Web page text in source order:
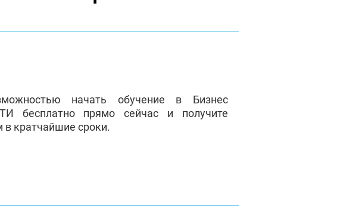
начать обучение в Бизнес
бесплатно прямо сейчас и получите
кратчайшие сроки.